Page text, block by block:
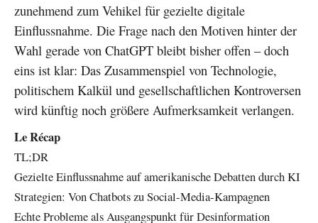
zunehmend zum Vehikel für gezielte digitale
Einflussnahme. Die Frage nach den Motiven hinter der
Wahl gerade von ChatGPT bleibt bisher offen – doch
eins ist klar: Das Zusammenspiel von Technologie,
politischem Kalkül und gesellschaftlichen Kontroversen
wird künftig noch größere Aufmerksamkeit verlangen.
Le Récap
TL;DR
Gezielte Einflussnahme auf amerikanische Debatten durch KI
Strategien: Von Chatbots zu Social-Media-Kampagnen
Echte Probleme als Ausgangspunkt für Desinformation